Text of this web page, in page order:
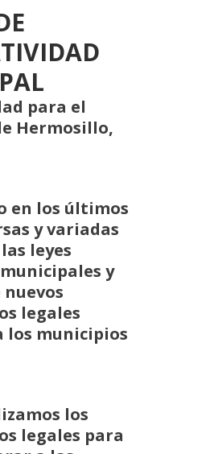
para el
Hermosillo,
en los últimos
y variadas
leyes
y
legales
los municipios
los
legales para